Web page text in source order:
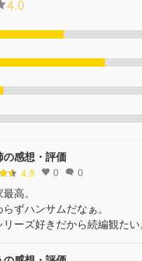
4.0
の感想・評価
4.5 0 0
高。
ずハンサムだなぁ。
リーズ好きだから続編観たい